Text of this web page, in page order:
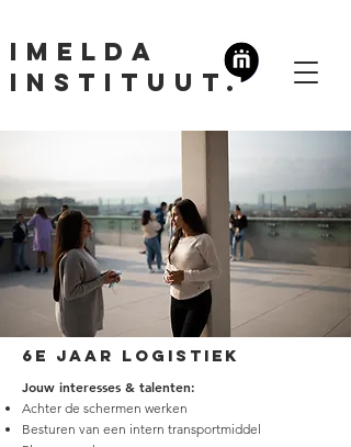
Imelda
Instituut.
6e JAAR logistiek
Jouw interesses & talenten:
Achter de schermen werken
Besturen van een intern transportmiddel